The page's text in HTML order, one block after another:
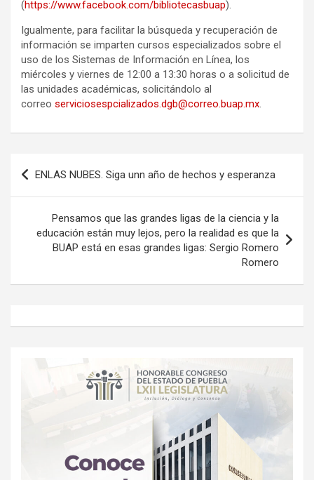
(https://www.facebook.com/bibliotecasbuap).
Igualmente, para facilitar la búsqueda y recuperación de
información se imparten cursos especializados sobre el
uso de los Sistemas de Información en Línea, los
miércoles y viernes de 12:00 a 13:30 horas o a solicitud de
las unidades académicas, solicitándolo al
correo serviciosespcializados.dgb@correo.buap.mx.
Navegación
de
entradas
ENLAS NUBES. Siga unn año de hechos y esperanza
Pensamos que las grandes ligas de la ciencia y la
educación están muy lejos, pero la realidad es que la
BUAP está en esas grandes ligas: Sergio Romero
Romero